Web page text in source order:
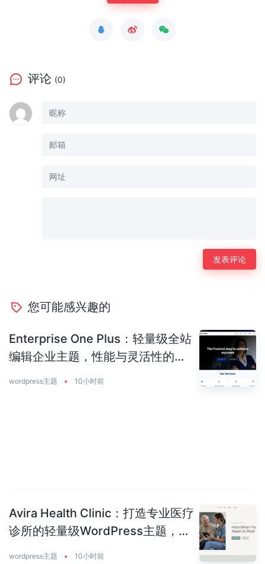
评论 (0)
您可能感兴趣的
Enterprise One Plus：轻量级全站
编辑企业主题，性能与灵活性的完
wordpress主题 • 10小时前
Avira Health Clinic：打造专业医疗
诊所的轻量级WordPress主题，让
wordpress主题 • 10小时前